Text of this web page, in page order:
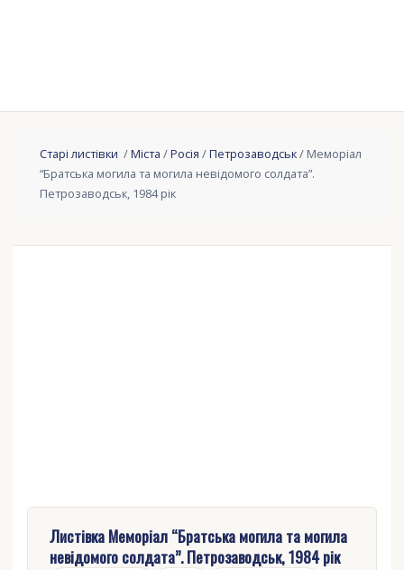
Старі листівки /Міста /Росія /Петрозаводськ/ Меморіал
“Братська могила та могила невідомого солдата”.
Петрозаводськ, 1984 рік
Листівка Меморіал “Братська могила та могила
невідомого солдата”. Петрозаводськ, 1984 рік